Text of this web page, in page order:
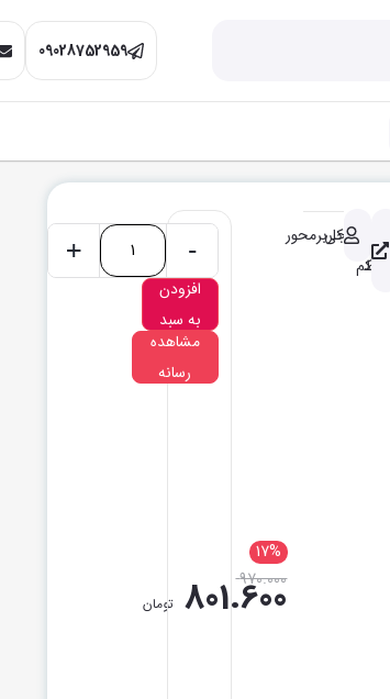
09028752959
مرتبط
خروجی
کم
کاربرمحور
17%
970.000
801.600 تومان
-
+
افزودن
به سبد
مشاهده
رسانه